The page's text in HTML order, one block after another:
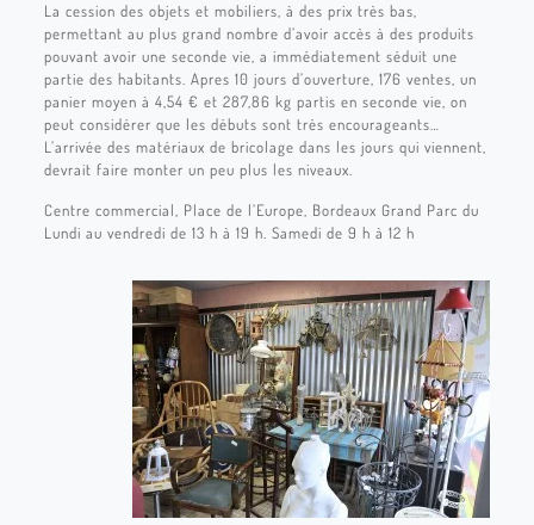
La cession des objets et mobiliers, à des prix très bas,
permettant au plus grand nombre d’avoir accès à des produits
pouvant avoir une seconde vie, a immédiatement séduit une
partie des habitants. Apres 10 jours d’ouverture, 176 ventes, un
panier moyen à 4,54 € et 287,86 kg partis en seconde vie, on
peut considérer que les débuts sont très encourageants…
L’arrivée des matériaux de bricolage dans les jours qui viennent,
devrait faire monter un peu plus les niveaux.
Centre commercial, Place de l’Europe, Bordeaux Grand Parc du
Lundi au vendredi de 13 h à 19 h. Samedi de 9 h à 12 h